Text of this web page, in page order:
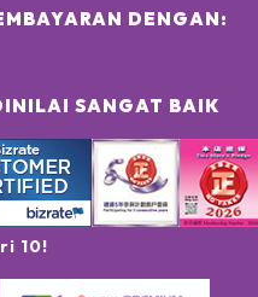
SANGAT BAIK
10!
DENGAN: